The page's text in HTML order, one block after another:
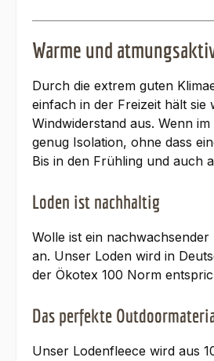
Warme und
Durch die extrem guten
einfach in der Freizeit hält
Windwiderstand aus. Wenn
genug Isolation, ohne dass
Bis in den Frühling und auch
Loden ist nachhaltig
Wolle ist ein
an. Unser Loden wird in
der Ökotex 100 Norm
Das perfekte
Unser Lodenfleece wird aus